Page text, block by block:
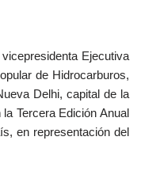
Ejecutiva
de Hidrocarburos,
Delhi, capital de la
Tercera Edición Anual
en representación del